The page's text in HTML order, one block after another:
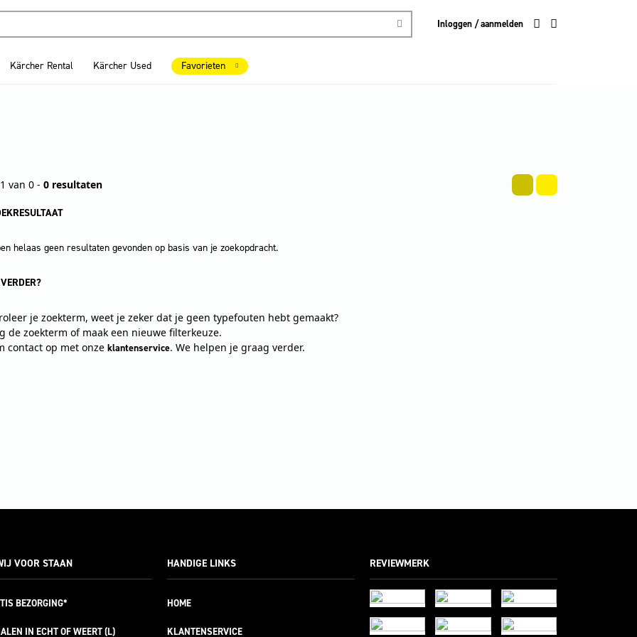
Inloggen / aanmelden
Kärcher Rental Kärcher Used Favorieten
van 0 - 0 resultaten
helaas geen resultaten gevonden op basis van je zoekopdracht.
je zoekterm, weet je zeker dat je geen typefouten hebt gemaakt?
de zoekterm of maak een nieuwe filterkeuze.
contact op met onze klantenservice. We helpen je graag verder.
VOOR STAAN
BEZORGING*
IN ECHT OF WEERT (L)
HANDIGE LINKS
HOME
KLANTENSERVICE
REVIEWMERK